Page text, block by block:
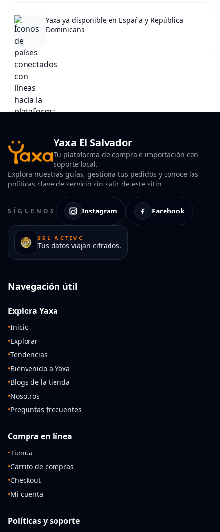
Yaxa ya disponible en España y República
Dominicana
Yaxa El Salvador
Tu plataforma de compra e importación con
soporte local.
Explora nuestras guías, gestiona tus pedidos y conoce las
políticas clave de servicio sin salir de este sitio.
SÍGUENOS Instagram Facebook
SSL ACTIVO
Tus datos viajan cifrados.
Navegación útil
Explora Yaxa
•Inicio
•Explorar
•Tendencias
•Bienvenido a Yaxa
•Blogs de la tienda
•Nosotros
•Preguntas frecuentes
Compra en línea
•Tienda
•Carrito de compras
•Checkout
•Mi cuenta
Políticas y soporte